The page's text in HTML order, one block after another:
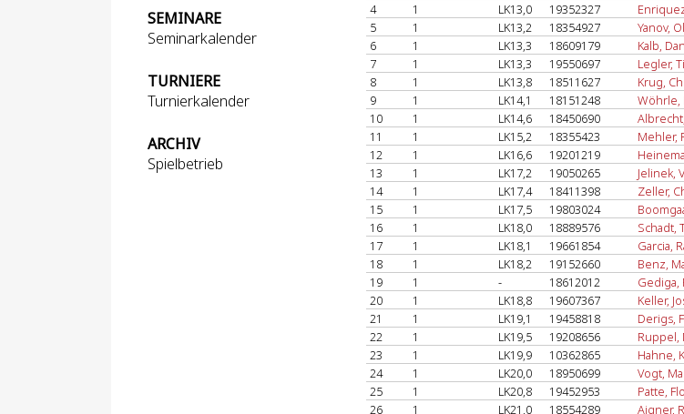
SEMINARE
Seminarkalender
TURNIERE
Turnierkalender
ARCHIV
Spielbetrieb
4
1 LK13,0 19352327
5
1 LK13,2 18354927 Yanov,
6
1 LK13,3 18609179 Kalb,
7
1 LK13,3 19550697 Legler,
8
1 LK13,8 18511627 Krug,
9
1 LK14,1 18151248 Wöhrle,
10
1 LK14,6 18450690
11
1 LK15,2 18355423 Mehler,
12
1 LK16,6 19201219
13
1 LK17,2 19050265 Jelinek,
14
1 LK17,4 18411398 Zeller,
15
1 LK17,5 19803024
16
1 LK18,0 18889576 Schadt,
17
1 LK18,1 19661854 Garcia,
18
1 LK18,2 19152660 Benz,
19
1 - 18612012 Gediga,
20
1 LK18,8 19607367 Keller,
21
1 LK19,1 19458818 Derigs,
22
1 LK19,5 19208656 Ruppel,
23
1 LK19,9 10362865 Hahne,
24
1 LK20,0 18950699 Vogt,
25
1 LK20,8 19452953 Patte,
26
1 LK21,0 18554289 Aigner,